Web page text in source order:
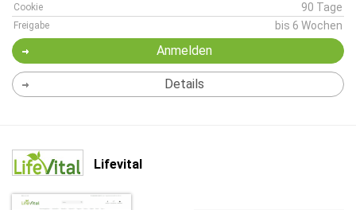
Cookie 90 Tage
Freigabe bis 6 Wochen
Anmelden
Details
Lifevital